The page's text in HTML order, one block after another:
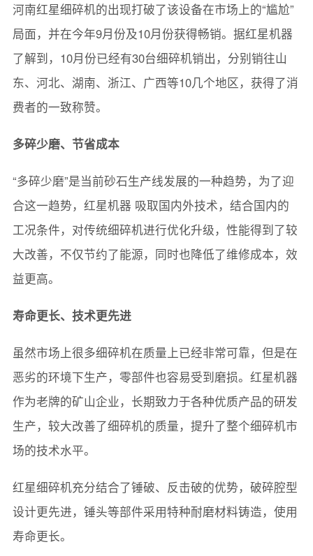
河南红星细碎机的出现打破了该设备在市场上的“尴尬”
局面，并在今年9月份及10月份获得畅销。据红星机器
了解到，10月份已经有30台细碎机销出，分别销往山
东、河北、湖南、浙江、广西等10几个地区，获得了消
费者的一致称赞。
多碎少磨、节省成本
“多碎少磨”是当前砂石生产线发展的一种趋势，为了迎
合这一趋势，红星机器 吸取国内外技术，结合国内的
工况条件，对传统细碎机进行优化升级，性能得到了较
大改善，不仅节约了能源，同时也降低了维修成本，效
益更高。
寿命更长、技术更先进
虽然市场上很多细碎机在质量上已经非常可靠，但是在
恶劣的环境下生产，零部件也容易受到磨损。红星机器
作为老牌的矿山企业，长期致力于各种优质产品的研发
生产，较大改善了细碎机的质量，提升了整个细碎机市
场的技术水平。
红星细碎机充分结合了锤破、反击破的优势，破碎腔型
设计更先进，锤头等部件采用特种耐磨材料铸造，使用
寿命更长。